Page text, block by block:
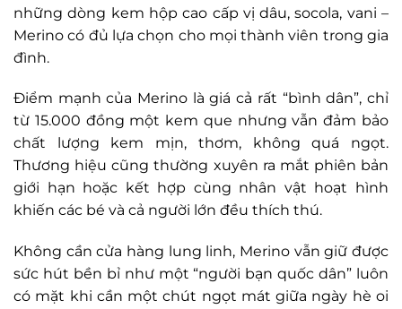
những dòng kem hộp cao cấp vị dâu, socola, vani –
Merino có đủ lựa chọn cho mọi thành viên trong gia
đình.
Điểm mạnh của Merino là giá cả rất “bình dân”, chỉ
từ 15.000 đồng một kem que nhưng vẫn đảm bảo
chất lượng kem mịn, thơm, không quá ngọt.
Thương hiệu cũng thường xuyên ra mắt phiên bản
giới hạn hoặc kết hợp cùng nhân vật hoạt hình
khiến các bé và cả người lớn đều thích thú.
Không cần cửa hàng lung linh, Merino vẫn giữ được
sức hút bền bỉ như một “người bạn quốc dân” luôn
có mặt khi cần một chút ngọt mát giữa ngày hè oi